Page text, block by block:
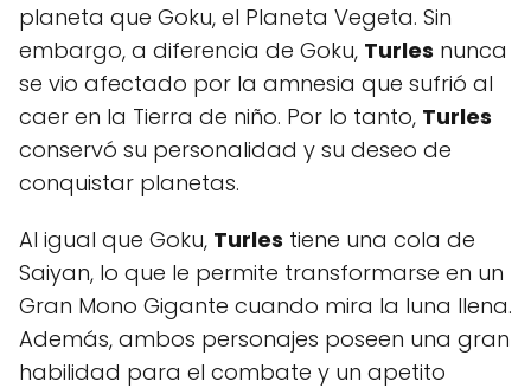
planeta que Goku, el Planeta Vegeta. Sin
embargo, a diferencia de Goku, Turles nunca
se vio afectado por la amnesia que sufrió al
caer en la Tierra de niño. Por lo tanto, Turles
conservó su personalidad y su deseo de
conquistar planetas.
Al igual que Goku, Turles tiene una cola de
Saiyan, lo que le permite transformarse en un
Gran Mono Gigante cuando mira la luna llena.
Además, ambos personajes poseen una gran
habilidad para el combate y un apetito